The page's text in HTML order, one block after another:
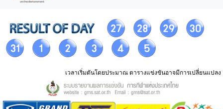
เวลาเริ่มตันโดยประมาณ ตารางแข่งขันอาจมีการเปลี่ยนแปลง